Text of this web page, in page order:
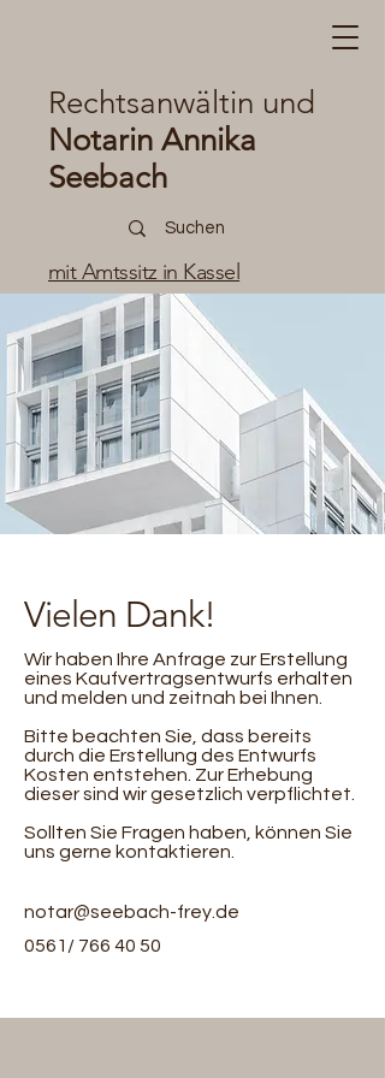
Rechtsanwältin und
Notarin Annika
Seebach
mit Amtssitz in Kassel
Vielen Dank!
Wir haben Ihre Anfrage zur Erstellung
eines Kaufvertragsentwurfs erhalten
und melden und zeitnah bei Ihnen.
Bitte beachten Sie, dass bereits
durch die Erstellung des Entwurfs
Kosten entstehen. Zur Erhebung
dieser sind wir gesetzlich verpflichtet.
Sollten Sie Fragen haben, können Sie
uns gerne kontaktieren.
notar@seebach-frey.de
0561/ 766 40 50